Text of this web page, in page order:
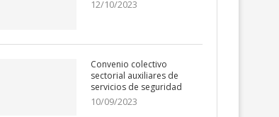
12/10/2023
Convenio colectivo
sectorial auxiliares de
servicios de seguridad
10/09/2023